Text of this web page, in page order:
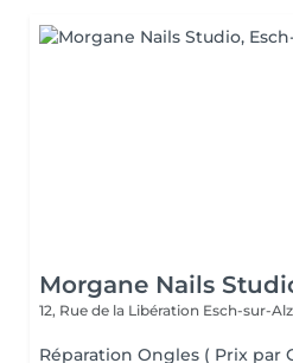
Morgane Nails
12, Rue de la Libération Esch-sur-
Réparation Ongles ( Prix par